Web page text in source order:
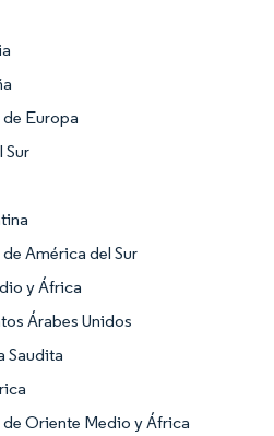
Europa
Sur
América del Sur
y África
Árabes Unidos
Saudita
de Oriente Medio y África